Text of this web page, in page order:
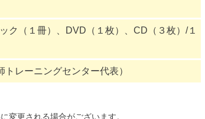
ク（１冊）、DVD（１枚）、CD（３枚）/１
レーニングセンター代表）
変更される場合がございます。